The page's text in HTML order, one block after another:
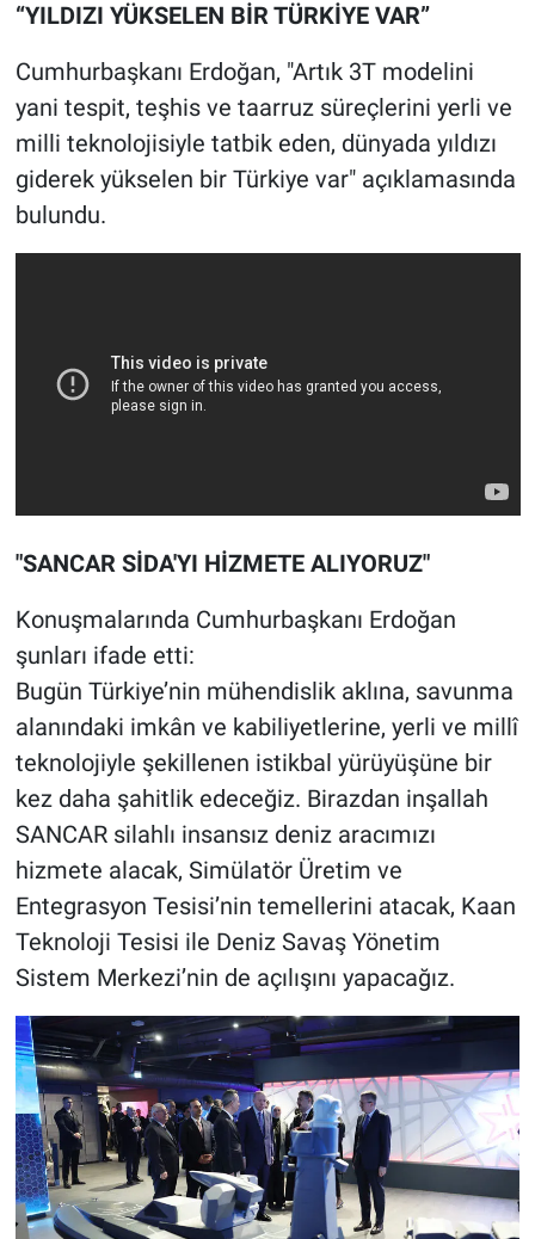
“YILDIZI YÜKSELEN BİR TÜRKİYE VAR”
Cumhurbaşkanı Erdoğan, "Artık 3T modelini
yani tespit, teşhis ve taarruz süreçlerini yerli ve
milli teknolojisiyle tatbik eden, dünyada yıldızı
giderek yükselen bir Türkiye var" açıklamasında
bulundu.
"SANCAR SİDA'YI HİZMETE ALIYORUZ"
Konuşmalarında Cumhurbaşkanı Erdoğan
şunları ifade etti:
Bugün Türkiye’nin mühendislik aklına, savunma
alanındaki imkân ve kabiliyetlerine, yerli ve millî
teknolojiyle şekillenen istikbal yürüyüşüne bir
kez daha şahitlik edeceğiz. Birazdan inşallah
SANCAR silahlı insansız deniz aracımızı
hizmete alacak, Simülatör Üretim ve
Entegrasyon Tesisi’nin temellerini atacak, Kaan
Teknoloji Tesisi ile Deniz Savaş Yönetim
Sistem Merkezi’nin de açılışını yapacağız.